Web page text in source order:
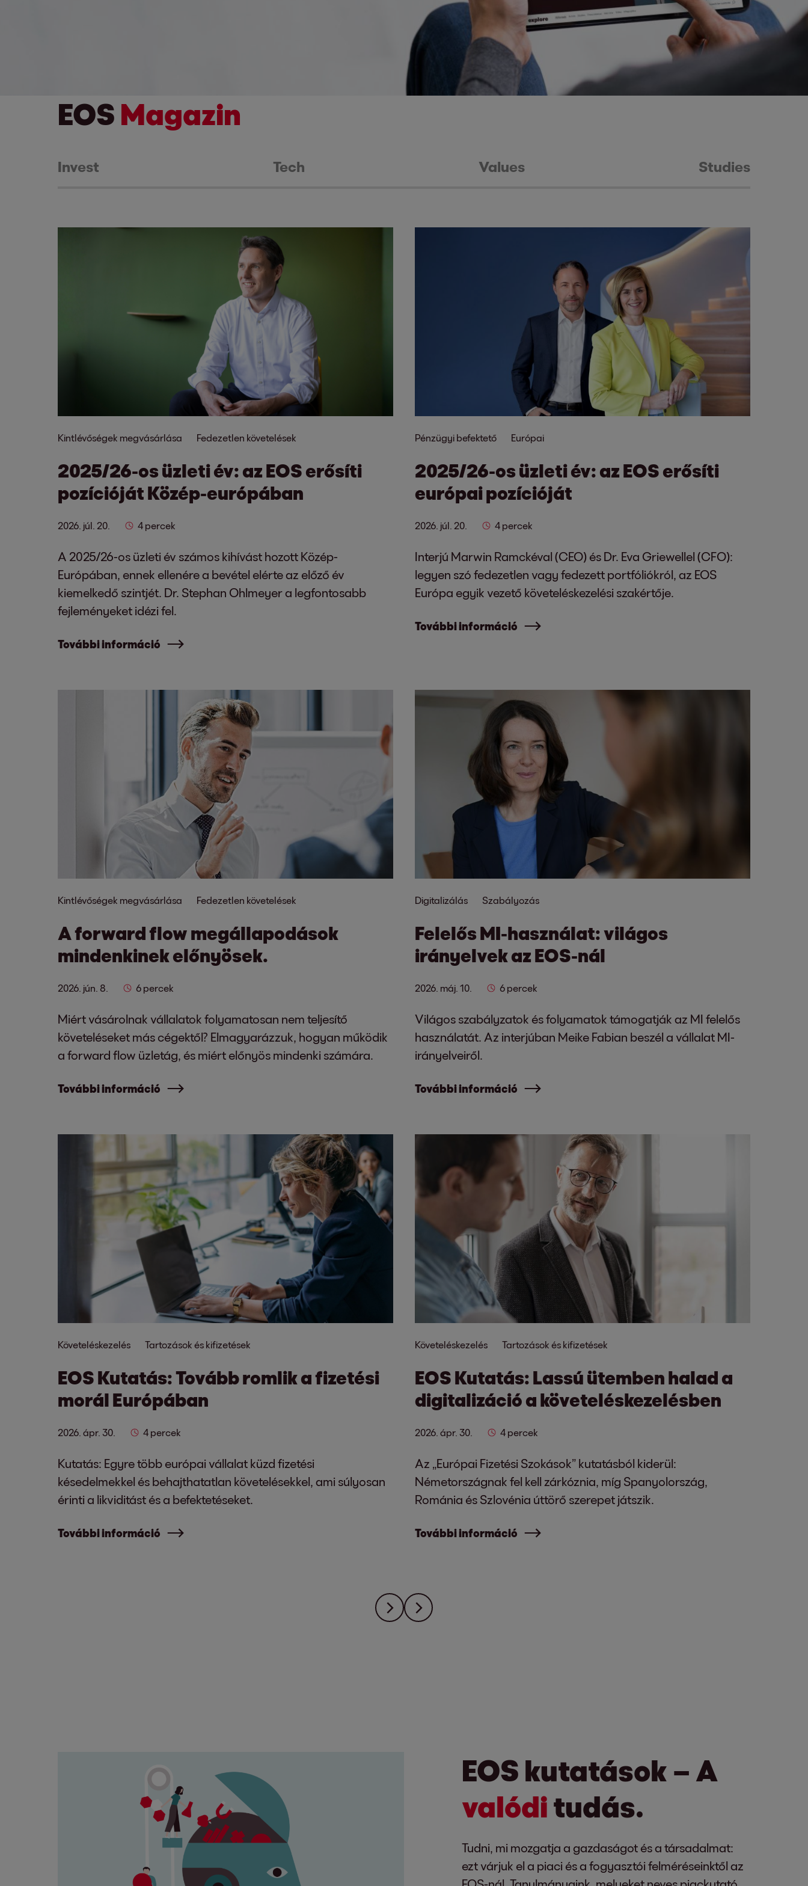
EOS Magazin
Invest Tech Values Studies
Kintlévőségek megvásárlása Fedezetlen követelések
2025/26-os üzleti év: az EOS erősíti
pozícióját Közép-európában
2026. júl. 20. 4 percek
A 2025/26-os üzleti év számos kihívást hozott Közép-
Európában, ennek ellenére a bevétel elérte az előző év
kiemelkedő szintjét. Dr. Stephan Ohlmeyer a legfontosabb
fejleményeket idézi fel.
További információ
Pénzügyi befektető Európai
2025/26-os üzleti év: az EOS erősíti
európai pozícióját
2026. júl. 20. 4 percek
Interjú Marwin Ramckéval (CEO) és Dr. Eva Griewellel (CFO):
legyen szó fedezetlen vagy fedezett portfóliókról, az EOS
Európa egyik vezető követeléskezelési szakértője.
További információ
Kintlévőségek megvásárlása Fedezetlen követelések
A forward flow megállapodások
mindenkinek előnyösek.
2026. jún. 8. 6 percek
Miért vásárolnak vállalatok folyamatosan nem teljesítő
követeléseket más cégektől? Elmagyarázzuk, hogyan működik
a forward flow üzletág, és miért előnyös mindenki számára.
További információ
Digitalizálás Szabályozás
Felelős MI-használat: világos
irányelvek az EOS-nál
2026. máj. 10. 6 percek
Világos szabályzatok és folyamatok támogatják az MI felelős
használatát. Az interjúban Meike Fabian beszél a vállalat MI-
irányelveiről.
További információ
Követeléskezelés Tartozások és kifizetések
EOS Kutatás: Tovább romlik a fizetési
morál Európában
2026. ápr. 30. 4 percek
Kutatás: Egyre több európai vállalat küzd fizetési
késedelmekkel és behajthatatlan követelésekkel, ami súlyosan
érinti a likviditást és a befektetéseket.
További információ
Követeléskezelés Tartozások és kifizetések
EOS Kutatás: Lassú ütemben halad a
digitalizáció a követeléskezelésben
2026. ápr. 30. 4 percek
Az „Európai Fizetési Szokások” kutatásból kiderül:
Németországnak fel kell zárkóznia, míg Spanyolország,
Románia és Szlovénia úttörő szerepet játszik.
További információ
EOS kutatások – A
valóditudás.
Tudni, mi mozgatja a gazdaságot és a társadalmat:
ezt várjuk el a piaci és a fogyasztói felméréseinktől az